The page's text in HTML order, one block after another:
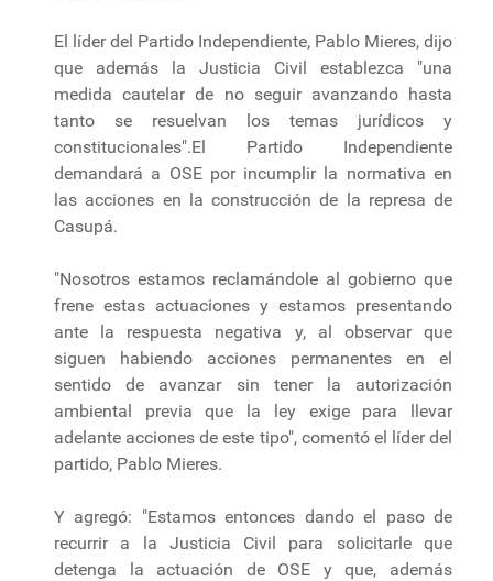
El líder del Partido Independiente, Pablo Mieres, dijo
que además la Justicia Civil establezca "una
medida cautelar de no seguir avanzando hasta
tanto se resuelvan los temas jurídicos y
constitucionales".El Partido Independiente
demandará a OSE por incumplir la normativa en
las acciones en la construcción de la represa de
Casupá.
"Nosotros estamos reclamándole al gobierno que
frene estas actuaciones y estamos presentando
ante la respuesta negativa y, al observar que
siguen habiendo acciones permanentes en el
sentido de avanzar sin tener la autorización
ambiental previa que la ley exige para llevar
adelante acciones de este tipo", comentó el líder del
partido, Pablo Mieres.
Y agregó: "Estamos entonces dando el paso de
recurrir a la Justicia Civil para solicitarle que
detenga la actuación de OSE y que, además